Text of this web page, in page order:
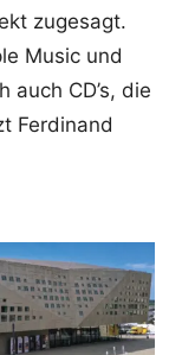
zugesagt.
Music und
CD’s, die
Ferdinand